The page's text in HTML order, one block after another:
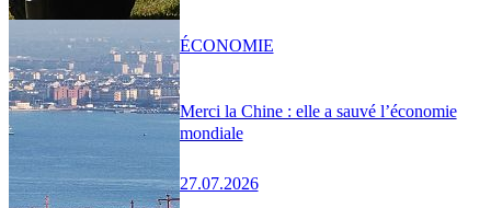
Merci la Chine : elle a sauvé l’économie
mondiale
27.07.2026
ÉCONOMIE